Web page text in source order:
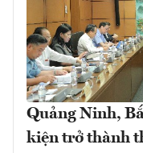
Quảng Ninh,
kiện trở thành